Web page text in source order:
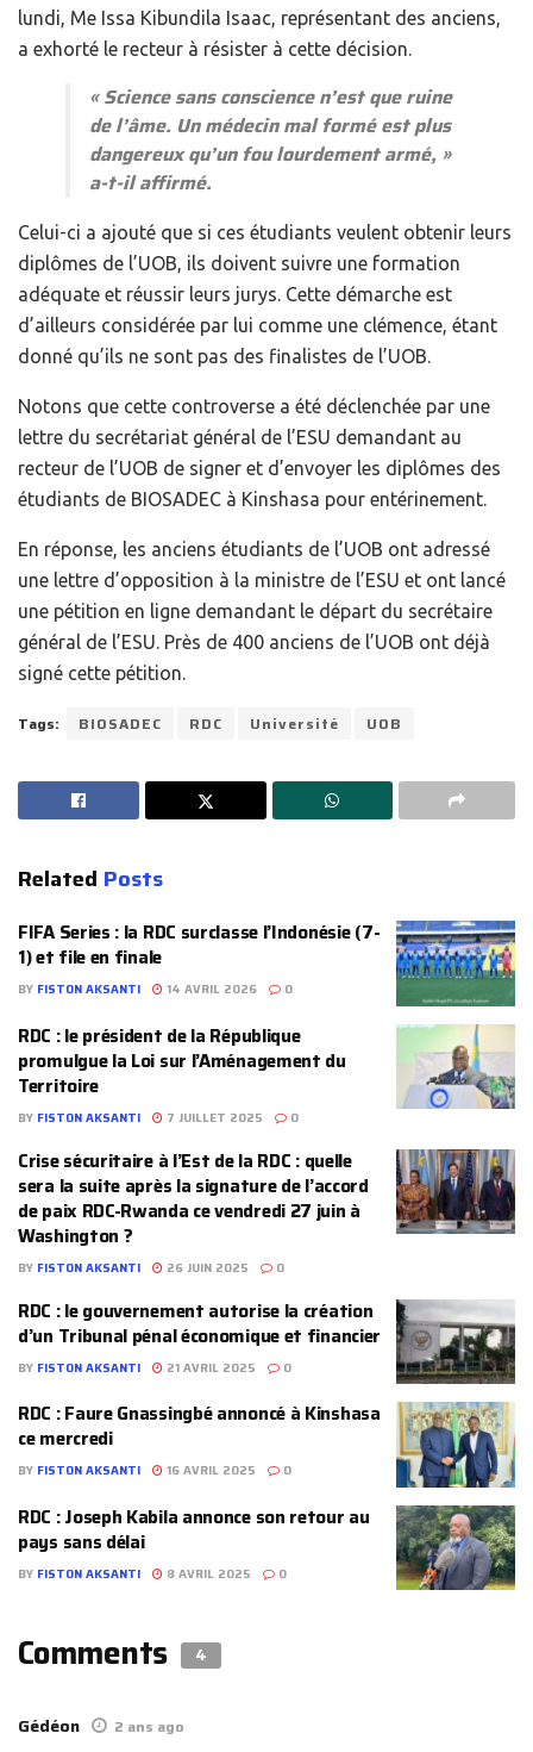
lundi, Me Issa Kibundila Isaac, représentant des anciens,
a exhorté le recteur à résister à cette décision.
« Science sans conscience n’est que ruine
de l’âme. Un médecin mal formé est plus
dangereux qu’un fou lourdement armé, »
a-t-il affirmé.
Celui-ci a ajouté que si ces étudiants veulent obtenir leurs
diplômes de l’UOB, ils doivent suivre une formation
adéquate et réussir leurs jurys. Cette démarche est
d’ailleurs considérée par lui comme une clémence, étant
donné qu’ils ne sont pas des finalistes de l’UOB.
Notons que cette controverse a été déclenchée par une
lettre du secrétariat général de l’ESU demandant au
recteur de l’UOB de signer et d’envoyer les diplômes des
étudiants de BIOSADEC à Kinshasa pour entérinement.
En réponse, les anciens étudiants de l’UOB ont adressé
une lettre d’opposition à la ministre de l’ESU et ont lancé
une pétition en ligne demandant le départ du secrétaire
général de l’ESU. Près de 400 anciens de l’UOB ont déjà
signé cette pétition.
Tags: BIOSADEC RDC Université UOB
Related Posts
FIFA Series : la RDC surclasse l’Indonésie (7-
1) et file en finale
BY FISTON AKSANTI 14 AVRIL 2026 0
RDC : le président de la République
promulgue la Loi sur l’Aménagement du
Territoire
BY FISTON AKSANTI 7 JUILLET 2025 0
Crise sécuritaire à l’Est de la RDC : quelle
sera la suite après la signature de l’accord
de paix RDC-Rwanda ce vendredi 27 juin à
Washington ?
BY FISTON AKSANTI 26 JUIN 2025 0
RDC : le gouvernement autorise la création
d’un Tribunal pénal économique et financier
BY FISTON AKSANTI 21 AVRIL 2025 0
RDC : Faure Gnassingbé annoncé à Kinshasa
ce mercredi
BY FISTON AKSANTI 16 AVRIL 2025 0
RDC : Joseph Kabila annonce son retour au
pays sans délai
BY FISTON AKSANTI 8 AVRIL 2025 0
Comments 4
Gédéon 2 ans ago